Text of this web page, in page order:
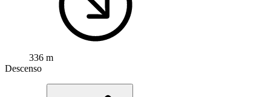
336 m
Descenso